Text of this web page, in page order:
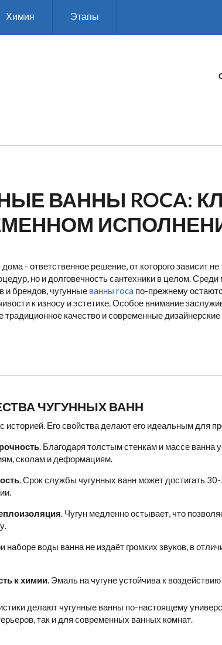
Химия Этапы
ВАННЫ ROCA:
- ответственное решение, от которого зависит
но и долговечность сантехники в целом.
и брендов, чугунные ванны roca по-прежнему
к износу и эстетике. Особое внимание
традиционное качество и современные
ЧУГУННЫХ ВАНН
историей. Его свойства делают его идеальным для
. Благодаря толстым стенкам и массе ванна
сколам и деформациям.
. Срок службы чугунных ванн может достигать
. Чугун медленно остывает, что
наборе воды ванна не издаёт громких звуков, в
к химии. Эмаль на чугуне устойчива к
делают чугунные ванны по-настоящему
так и для современных ванных комнат.